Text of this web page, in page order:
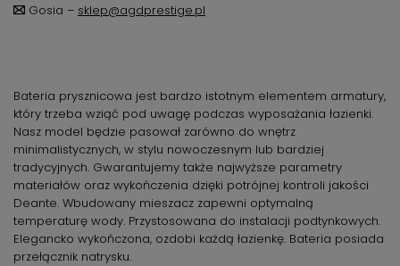
Gosia – sklep@agdprestige.pl
Bateria prysznicowa jest bardzo istotnym elementem armatury,
który trzeba wziąć pod uwagę podczas wyposażania łazienki.
Nasz model będzie pasował zarówno do wnętrz
minimalistycznych, w stylu nowoczesnym lub bardziej
tradycyjnych. Gwarantujemy także najwyższe parametry
materiałów oraz wykończenia dzięki potrójnej kontroli jakości
Deante. Wbudowany mieszacz zapewni optymalną
temperaturę wody. Przystosowana do instalacji podtynkowych.
Elegancko wykończona, ozdobi każdą łazienkę. Bateria posiada
przełącznik natrysku.